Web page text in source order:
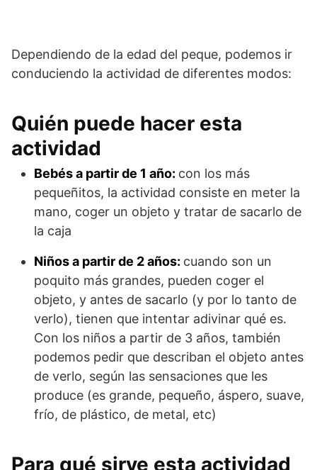
Dependiendo de la edad del peque, podemos ir
conduciendo la actividad de diferentes modos:
Quién puede hacer esta
actividad
Bebés a partir de 1 año: con los más
pequeñitos, la actividad consiste en meter la
mano, coger un objeto y tratar de sacarlo de
la caja
Niños a partir de 2 años: cuando son un
poquito más grandes, pueden coger el
objeto, y antes de sacarlo (y por lo tanto de
verlo), tienen que intentar adivinar qué es.
Con los niños a partir de 3 años, también
podemos pedir que describan el objeto antes
de verlo, según las sensaciones que les
produce (es grande, pequeño, áspero, suave,
frío, de plástico, de metal, etc)
Para qué sirve esta actividad